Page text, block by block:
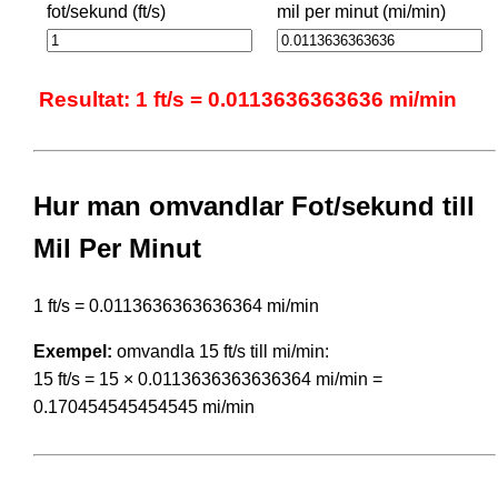
fot/sekund (ft/s) mil per minut (mi/min)
Resultat: 1 ft/s = 0.0113636363636 mi/min
Hur man omvandlar Fot/sekund till
Mil Per Minut
1 ft/s = 0.0113636363636364 mi/min
Exempel: omvandla 15 ft/s till mi/min:
15 ft/s = 15 × 0.0113636363636364 mi/min =
0.170454545454545 mi/min